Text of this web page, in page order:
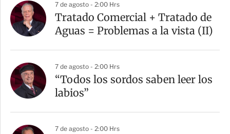
7 de agosto - 2:00 Hrs
Tratado Comercial + Tratado de
Aguas = Problemas a la vista (II)
7 de agosto - 2:00 Hrs
“Todos los sordos saben leer los
labios”
7 de agosto - 2:00 Hrs